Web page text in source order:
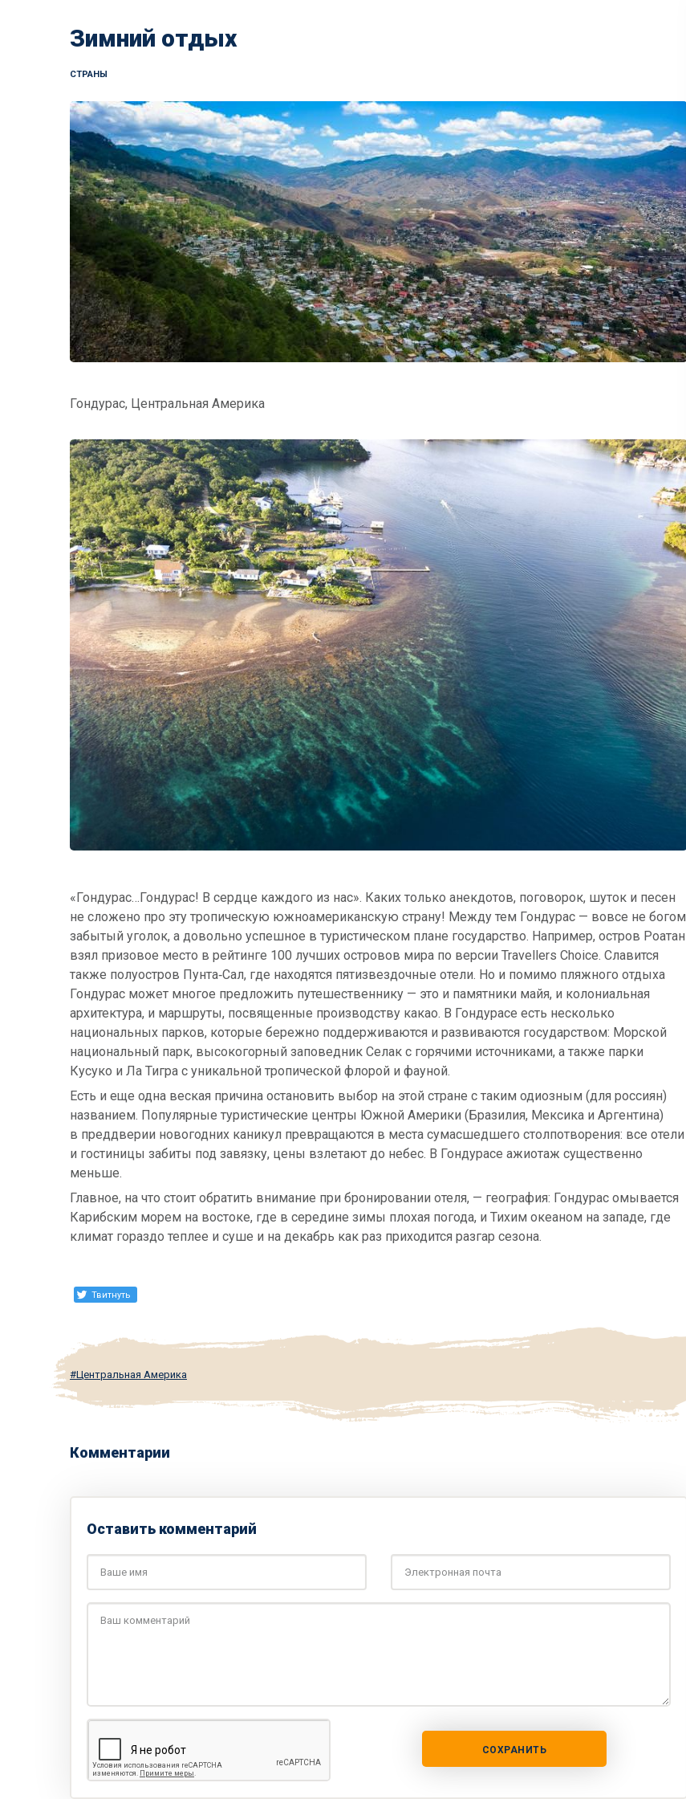
Зимний отдых
СТРАНЫ
Гондурас, Центральная Америка
«Гондурас…Гондурас! В сердце каждого из нас». Каких только анекдотов, поговорок, шуток и песен
не сложено про эту тропическую южноамериканскую страну! Между тем Гондурас — вовсе не богом
забытый уголок, а довольно успешное в туристическом плане государство. Например, остров Роатан
взял призовое место в рейтинге 100 лучших островов мира по версии Travellers Choice. Славится
также полуостров Пунта‑Сал, где находятся пятизвездочные отели. Но и помимо пляжного отдыха
Гондурас может многое предложить путешественнику — это и памятники майя, и колониальная
архитектура, и маршруты, посвященные производству какао. В Гондурасе есть несколько
национальных парков, которые бережно поддерживаются и развиваются государством: Морской
национальный парк, высокогорный заповедник Селак с горячими источниками, а также парки
Кусуко и Ла Тигра с уникальной тропической флорой и фауной.
Есть и еще одна веская причина остановить выбор на этой стране с таким одиозным (для россиян)
названием. Популярные туристические центры Южной Америки (Бразилия, Мексика и Аргентина)
в преддверии новогодних каникул превращаются в места сумасшедшего столпотворения: все отели
и гостиницы забиты под завязку, цены взлетают до небес. В Гондурасе ажиотаж существенно
меньше.
Главное, на что стоит обратить внимание при бронировании отеля, — география: Гондурас омывается
Карибским морем на востоке, где в середине зимы плохая погода, и Тихим океаном на западе, где
климат гораздо теплее и суше и на декабрь как раз приходится разгар сезона.
Твитнуть
Центральная Америка
Комментарии
Оставить комментарий
СОХРАНИТЬ